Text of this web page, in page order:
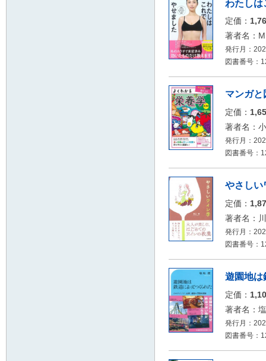
わたしは
定価：
著者名：
発行月：
図書番号：
マンガと
定価：
著者名：
発行月：
図書番号：
やさしい
定価：
著者名：
発行月：
図書番号：
遊園地は
定価：
著者名：
発行月：
図書番号：